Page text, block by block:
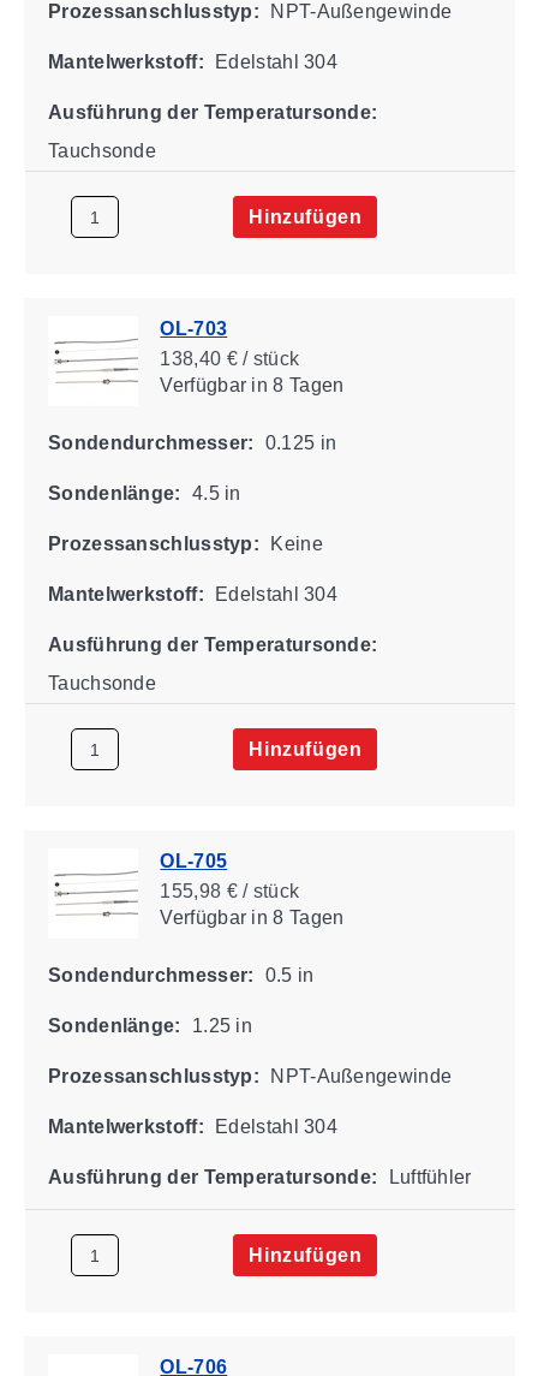
Prozessanschlusstyp: NPT-Außengewinde
Mantelwerkstoff: Edelstahl 304
Ausführung der Temperatursonde:
Tauchsonde
Hinzufügen
OL-703
138,40 € / stück
Verfügbarin 8 Tagen
Sondendurchmesser: 0.125 in
Sondenlänge: 4.5 in
Prozessanschlusstyp: Keine
Mantelwerkstoff: Edelstahl 304
Ausführung der Temperatursonde:
Tauchsonde
Hinzufügen
OL-705
155,98 € / stück
Verfügbarin 8 Tagen
Sondendurchmesser: 0.5 in
Sondenlänge: 1.25 in
Prozessanschlusstyp: NPT-Außengewinde
Mantelwerkstoff: Edelstahl 304
Ausführung der Temperatursonde: Luftfühler
Hinzufügen
OL-706